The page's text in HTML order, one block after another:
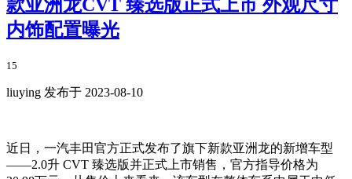
款亚洲龙CVT 臻选版正式上市 外观尺寸
内饰配置曝光
15
liuying 发布于 2023-08-10
近日，一汽丰田官方正式发布了旗下新款亚洲龙的新增车型
——2.0升 CVT 臻选版并正式上市销售，官方指导价格为